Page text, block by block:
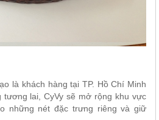
là khách hàng tại TP. Hồ Chí Minh
tương lai, CyVy sẽ mở rộng khu vực
những nét đặc trưng riêng và giữ